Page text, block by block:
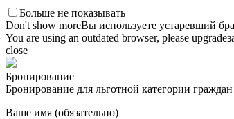
Больше не показывать
Don't show moreВы используете устаревший
You are using an outdated browser, please upgrade
close
Бронирование
Бронирование для льготной категории граждан
Ваше имя (обязательно)